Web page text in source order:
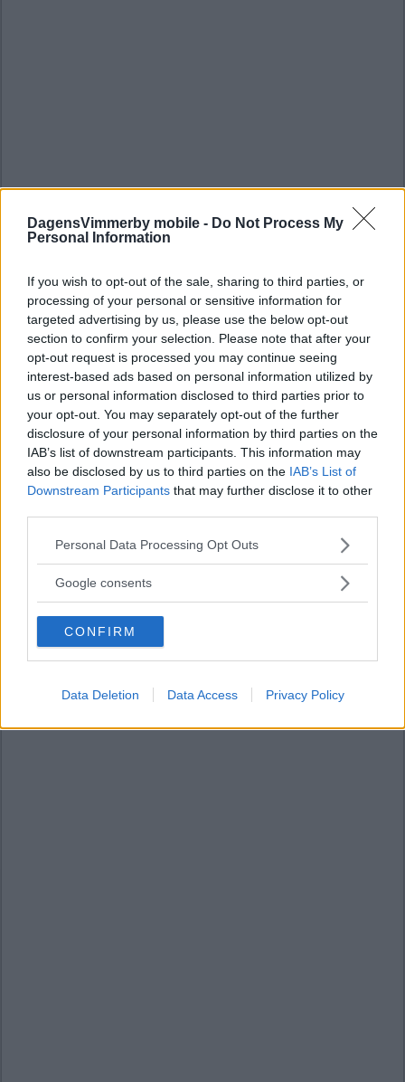
DagensVimmerby mobile - Do Not Process My
Personal Information
If you wish to opt-out of the sale, sharing to third parties, or
processing of your personal or sensitive information for
targeted advertising by us, please use the below opt-out
section to confirm your selection. Please note that after your
opt-out request is processed you may continue seeing
interest-based ads based on personal information utilized by
us or personal information disclosed to third parties prior to
your opt-out. You may separately opt-out of the further
disclosure of your personal information by third parties on the
IAB’s list of downstream participants. This information may
also be disclosed by us to third parties on the IAB’s List of
Downstream Participants that may further disclose it to other
Please note that this website/app uses one or more Google
not limited to your visit or usage behaviour. You may click to
use your data for below specified purposes in below Google
consent section.
Personal Data Processing Opt Outs
Google consents
CONFIRM
Data Deletion Data Access Privacy Policy